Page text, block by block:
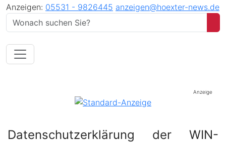
Anzeigen: 05531 - 9826445 anzeigen@hoexter-news.de
Anzeige
Datenschutzerklärung der WIN-